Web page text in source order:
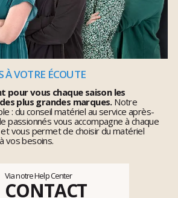
À VOTRE ÉCOUTE
vous chaque saison les
plus grandes marques.Notre
: du conseil matériel au service après-
passionnés vous accompagne à chaque
vous permet de choisir du matériel
vos besoins.
Via notre Help Center
CONTACT